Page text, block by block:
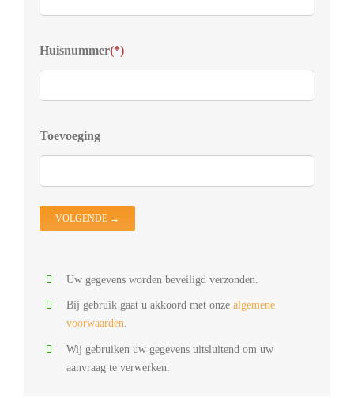
Huisnummer(*)
Toevoeging
Uw gegevens worden beveiligd verzonden.
Bij gebruik gaat u akkoord met onze algemene
voorwaarden.
Wij gebruiken uw gegevens uitsluitend om uw
aanvraag te verwerken.